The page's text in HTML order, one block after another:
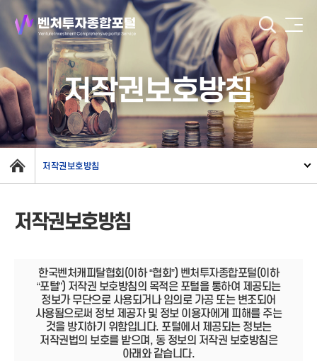
저작권보호방침
저작권보호방침
저작권보호방침
한국벤처캐피탈협회(이하 “협회”) 벤처투자종합포털(이하
“포털”) 저작권 보호방침의 목적은 포털을 통하여 제공되는
정보가 무단으로 사용되거나 임의로 가공 또는 변조되어
사용됨으로써 정보 제공자 및 정보 이용자에게 피해를 주는
것을 방지하기 위함입니다. 포털에서 제공되는 정보는
저작권법의 보호를 받으며, 동 정보의 저작권 보호방침은
아래와 같습니다.